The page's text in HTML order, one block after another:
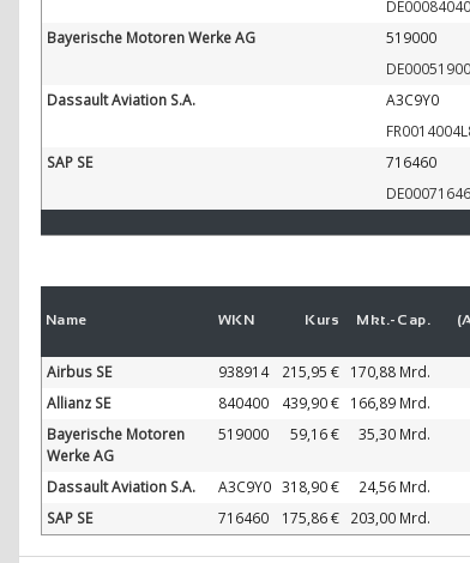
Bayerische Motoren Werke AG
519000
Dassault Aviation S.A.
A3C9Y0
SAP SE
716460
Name WKN Kurs Mkt.- Cap.
Airbus SE 938914 215,95 € 170,88 Mrd.
Allianz SE
840400 439,90 € 166,89 Mrd.
Bayerische Motoren
Werke AG
519000 59,16 € 35,30 Mrd.
Dassault Aviation S.A. A3C9Y0 318,90 € 24,56 Mrd.
SAP SE
716460 175,86 € 203,00 Mrd.